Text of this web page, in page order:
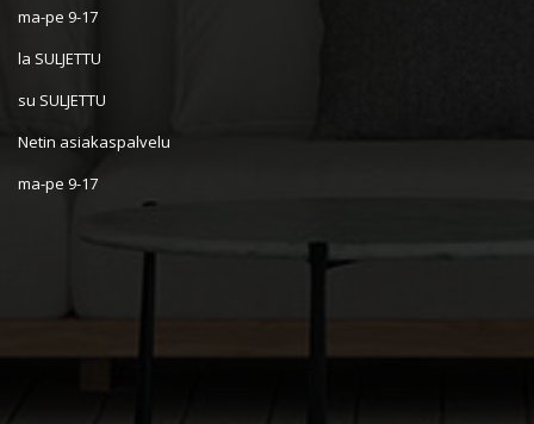
ma-pe 9-17
la SULJETTU
su SULJETTU
Netin asiakaspalvelu
ma-pe 9-17